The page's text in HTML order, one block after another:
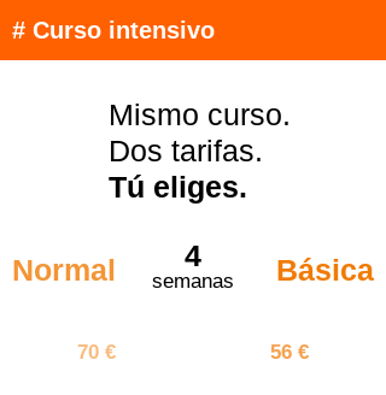
# Curso intensivo
Mismo curso.
Dos tarifas.
Tú eliges.
Normal 4
semanas
Básica
70 € 56 €